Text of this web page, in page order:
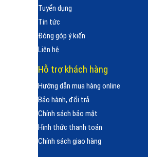
Tuyển dụng
Tin tức
Đóng góp ý kiến
Liên hệ
Hỗ trợ khách hàng
Hướng dẫn mua hàng online
Bảo hành, đổi trả
Chính sách bảo mật
Hình thức thanh toán
Chính sách giao hàng